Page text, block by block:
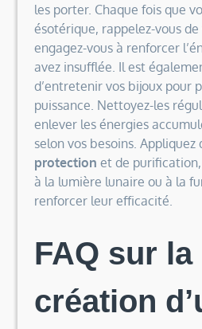
les porter. Chaque fois que
ésotérique, rappelez-vous
engagez-vous à renforcer
avez insufflée. Il est
d’entretenir vos bijoux pour
puissance. Nettoyez-les
enlever les énergies
selon vos besoins. Appliquez
protection et de
à la lumière lunaire ou à la
renforcer leur efficacité.
FAQ sur la
création